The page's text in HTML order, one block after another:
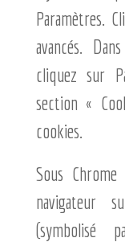
Paramètres.
avancés.
cliquez sur
section «
cookies.
Sous
navigateur
(symbolisé